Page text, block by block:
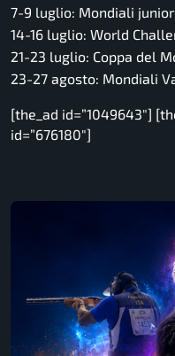
7-9 luglio: Mondiali
14-16 luglio: World
21-23 luglio: Coppa del
23-27 agosto: Mondiali
[the_ad id=”1049643″]
id=”676180″]